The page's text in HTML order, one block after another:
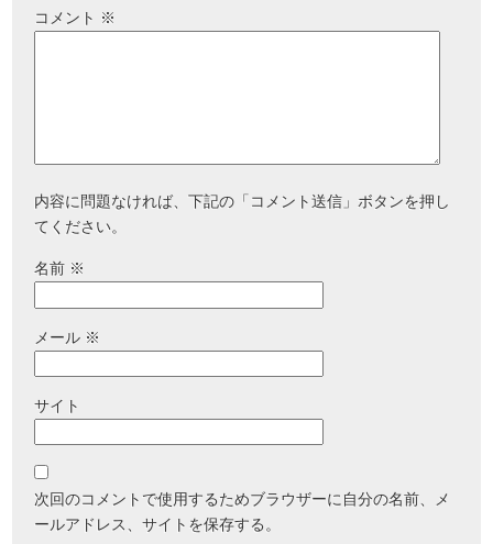
コメント ※
内容に問題なければ、下記の「コメント送信」ボタンを押し
てください。
名前 ※
メール ※
サイト
次回のコメントで使用するためブラウザーに自分の名前、メ
ールアドレス、サイトを保存する。